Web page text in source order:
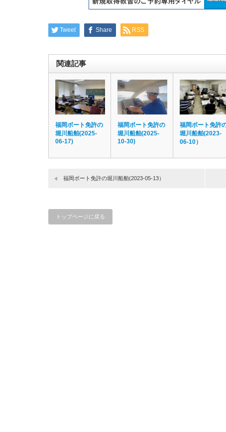
Tweet Share RSS
関連記事
福岡ボート免許の
堀川船舶(2025-
06-17)
福岡ボート免許の
堀川船舶(2025-
10-30)
福岡ボート免許
堀川船舶(2023-
06-10）
福岡ボート免許の堀川船舶(2023-05-13）
トップページに戻る